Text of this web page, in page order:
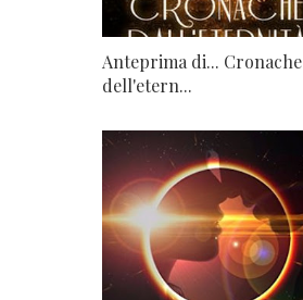
Anteprima di... Cronache
dell'etern...